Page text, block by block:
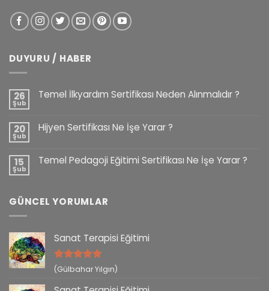
DUYURU / HABER
26
Şub
Temel İlkyardım Sertifikası Neden Alınmalıdır ?
20
Şub
Hijyen Sertifikası Ne İşe Yarar ?
15
Şub
Temel Pedagoji Eğitimi Sertifikası Ne İşe Yarar ?
GÜNCEL YORUMLAR
Sanat Terapisi Eğitimi
5 üzerinden
(Gülbahar Yılgın)